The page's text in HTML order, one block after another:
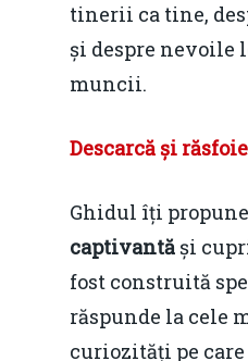
tinerii ca tine,
și despre nevoile
muncii.
Descarcă și
Ghidul îți
captivantă și
fost construită
răspunde la cele
curiozități pe